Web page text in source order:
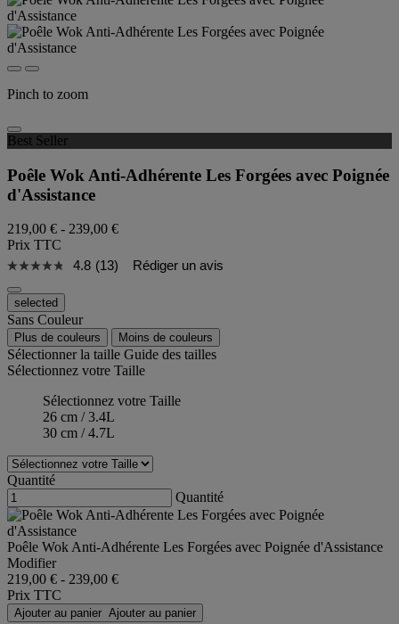
Pinch to zoom
Best Seller
Poêle Wok Anti-Adhérente Les Forgées avec Poignée
d'Assistance
219,00 € - 239,00 €
Prix TTC
4.8 (13) Rédiger un avis
selected
Sans Couleur
Plus de couleurs Moins de couleurs
Sélectionner la taille Guide des tailles
Sélectionnez votre Taille
Sélectionnez votre Taille
26 cm / 3.4L
30 cm / 4.7L
Quantité
Quantité
Poêle Wok Anti-Adhérente Les Forgées avec Poignée d'Assistance
Modifier
219,00 € - 239,00 €
Prix TTC
Ajouter au panier Ajouter au panier